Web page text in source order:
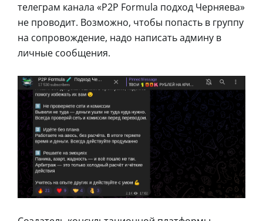
телеграм канала «P2P Formula подход Черняева»
не проводит. Возможно, чтобы попасть в группу
на сопровождение, надо написать админу в
личные сообщения.